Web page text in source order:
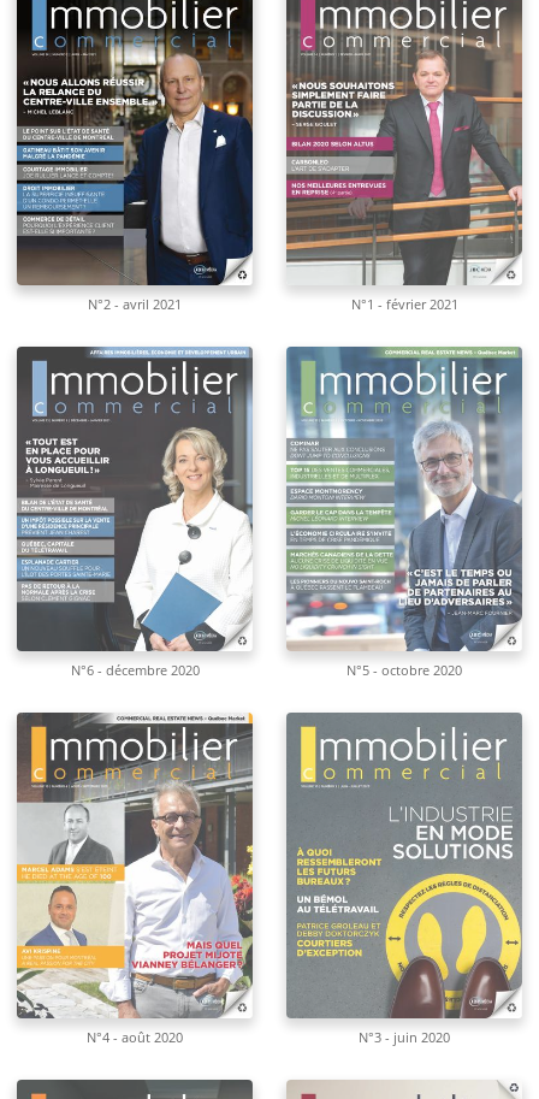
N°2 - avril 2021 N°1 - février 2021
N°6 - décembre 2020 N°5 - octobre 2020
N°4 - août 2020 N°3 - juin 2020